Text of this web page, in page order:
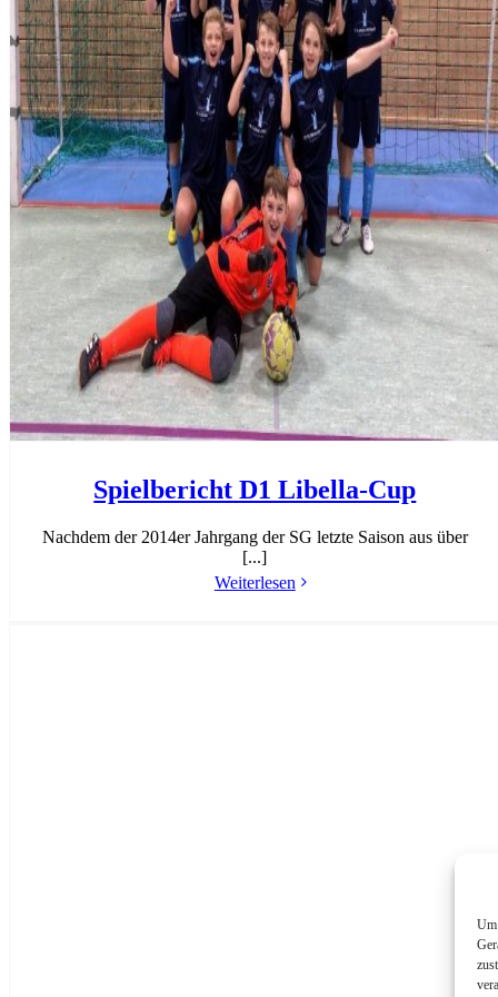
Um
Spielbericht D1 Libella-Cup
Nachdem der 2014er Jahrgang der SG letzte Saison aus über
[...]
Weiterlesen